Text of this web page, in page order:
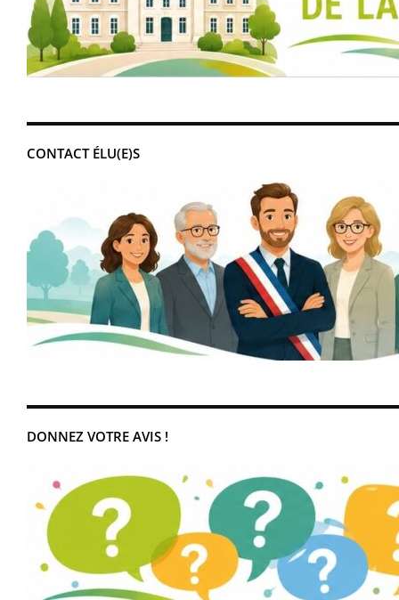
CONTACT ÉLU(E)S
DONNEZ VOTRE AVIS !